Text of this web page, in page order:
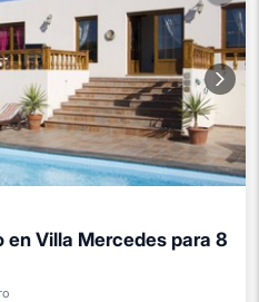
en Villa Mercedes para 8
Aparcamiento